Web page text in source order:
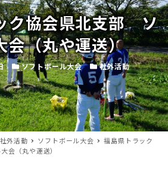
ク協会県北支部 ソ
会（丸や運送）
カテゴリー
ソフトボール大会 カテゴリー
社外活動
社外活動 ソフトボール大会
福島県トラック
会（丸や運送）